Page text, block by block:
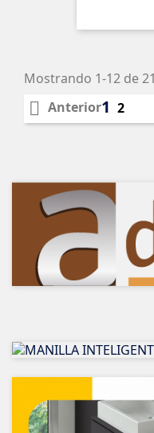
Mostrando 1-12 de
 Anterior1 2